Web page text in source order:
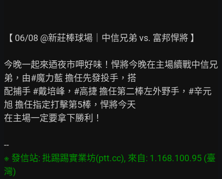
【 06/08 @新莊棒球場｜中信兄弟 vs. 富邦悍將 】
今晚一起來迺夜市呷好味！悍將今晚在主場續戰中信兄
弟，由#魔力藍 擔任先發投手，搭
配捕手 #戴培峰，#高捷 擔任第二棒左外野手，#辛元
旭 擔任指定打擊第5棒，悍將今天
在主場一定要拿下勝利！
※ 發信站: 批踢踢實業坊(ptt.cc), 來自: 1.168.100.95 (臺
灣)